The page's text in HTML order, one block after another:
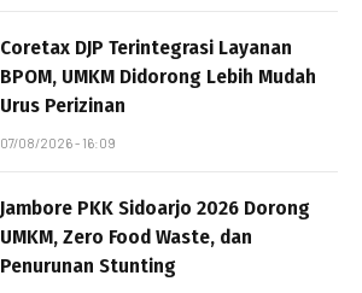
Coretax DJP Terintegrasi Layanan
BPOM, UMKM Didorong Lebih Mudah
Urus Perizinan
07/08/2026 - 16:09
Jambore PKK Sidoarjo 2026 Dorong
UMKM, Zero Food Waste, dan
Penurunan Stunting